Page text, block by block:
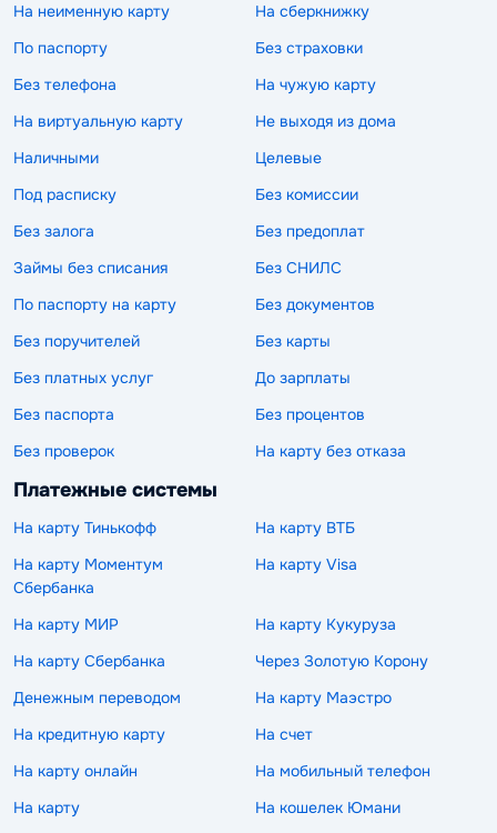
На неименную карту
На сберкнижку
По паспорту
Без страховки
Без телефона
На чужую карту
На виртуальную карту
Не выходя из дома
Наличными
Целевые
Под расписку
Без комиссии
Без залога
Без предоплат
Займы без списания
Без СНИЛС
По паспорту на карту
Без документов
Без поручителей
Без карты
Без платных услуг
До зарплаты
Без паспорта
Без процентов
Без проверок
На карту без отказа
Платежные системы
На карту Тинькофф
На карту ВТБ
На карту Моментум
Сбербанка
На карту Visa
На карту МИР
На карту Кукуруза
На карту Сбербанка
Через Золотую Корону
Денежным переводом
На карту Маэстро
На кредитную карту
На счет
На карту онлайн
На мобильный телефон
На карту
На кошелек Юмани